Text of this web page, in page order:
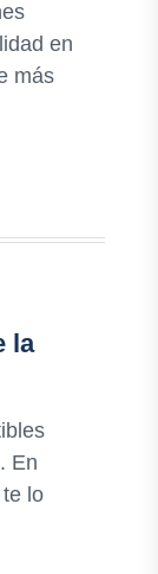
en
más
la
En
lo